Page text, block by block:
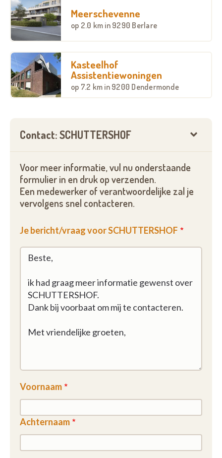
Meerschevenne
op 2.0 km in 9290 Berlare
Kasteelhof
Assistentiewoningen
op 7.2 km in 9200 Dendermonde
Contact: SCHUTTERSHOF
Voor meer informatie, vul nu onderstaande
formulier in en druk op verzenden.
Een medewerker of verantwoordelijke zal je
vervolgens snel contacteren.
Je bericht/vraag voor SCHUTTERSHOF
Voornaam
Achternaam